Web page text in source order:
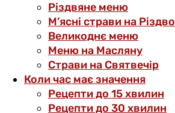
Різдвяне меню
М’ясні страви на Різдво
Великоднє меню
Меню на Масляну
Страви на Святвечір
Коли час має значення
Рецепти до 15 хвилин
Рецепти до 30 хвилин